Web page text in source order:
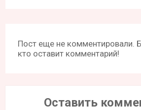
Пост еще не комментировали.
кто оставит комментарий!
Оставить